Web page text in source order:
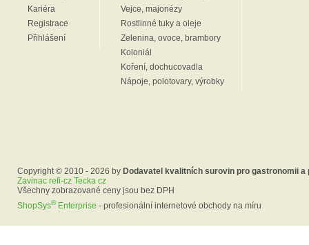
Kariéra
Registrace
Přihlášení
Vejce, majonézy
Rostlinné tuky a oleje
Zelenina, ovoce, brambory
Koloniál
Koření, dochucovadla
Nápoje, polotovary, výrobky
Copyright © 2010 - 2026 by Dodavatel kvalitních surovin pro gastronomii
Zavinac refi-cz Tecka cz
Všechny zobrazované ceny jsou bez DPH
ShopSys®Enterprise - profesionální internetové obchody na míru